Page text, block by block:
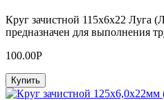
Круг зачистной 115х6х22 Луга
предназначен для выполнения
100.00Р
Купить